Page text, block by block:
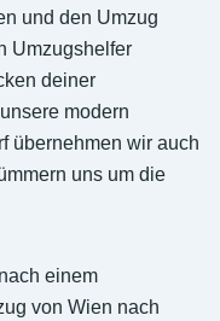
und den Umzug
Umzugshelfer
deiner
modern
übernehmen wir auch
uns um die
einem
von Wien nach